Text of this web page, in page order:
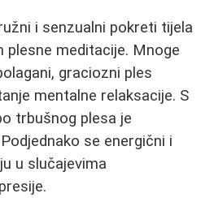
i senzualni pokreti tijela
plesne meditacije. Mnoge
graciozni ples
mentalne relaksacije. S
trbušnog plesa je
se energični i
u slučajevima